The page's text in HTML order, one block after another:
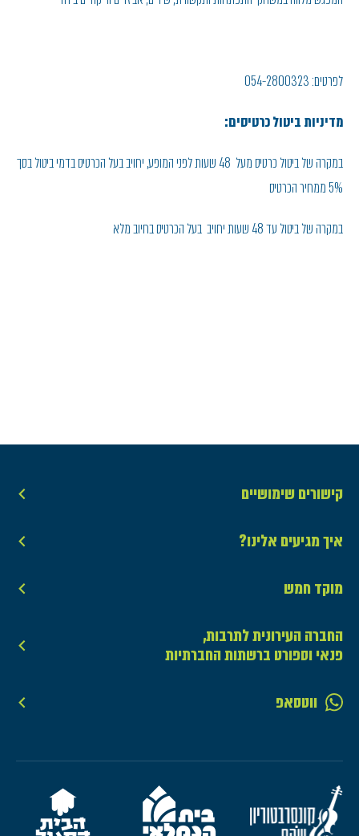
לפרטים: 054-2800323
מדיניות ביטול כרטיסים:
במקרה של ביטול כרטיס מעל 48 שעות לפני המופע, יחויב בעל הכרטיס בדמי ביטול בסך
5% ממחיר הכרטיס
במקרה של ביטול עד 48 שעות יחויב בעל הכרטיס בחיוב מלא
קישורים שימושיים
איך מגיעים אלינו?
מוקד חמש
החברה העירונית לתרבות,
פנאי וספורט ברשתות החברתיות
ווטסאפ